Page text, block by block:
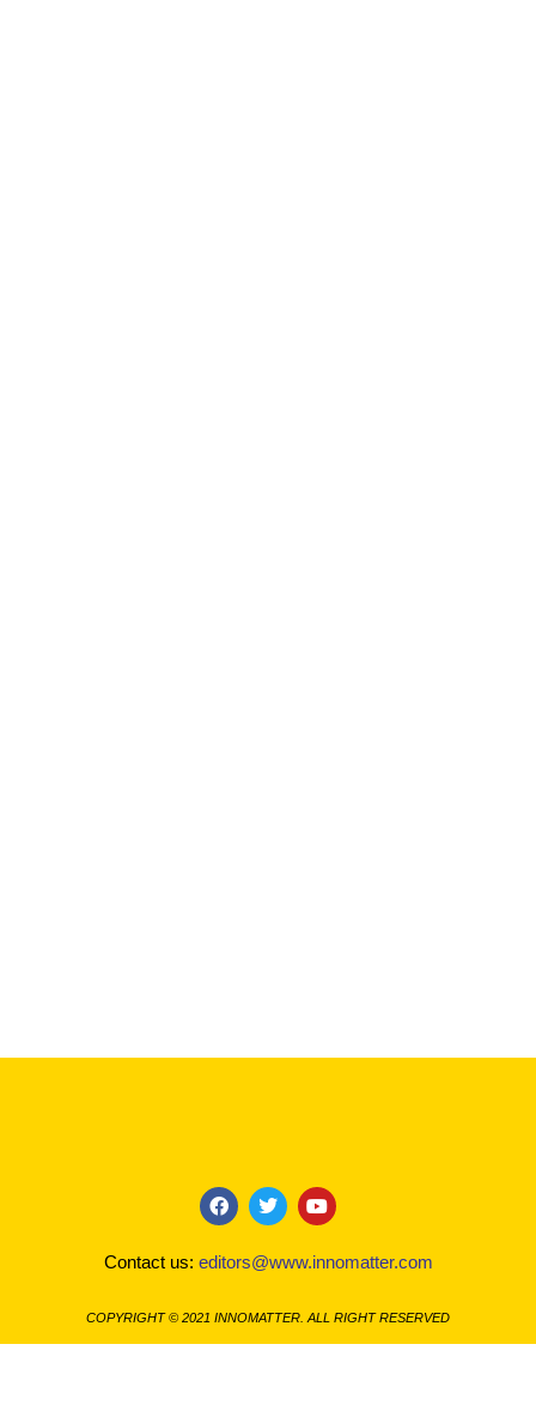
F
c
e
o
o
k
T
i
t
e
r
Y
u
t
b
e
Contact us: editors@www.innomatter.com
COPYRIGHT © 2021 INNOMATTER. ALL RIGHT RESERVED